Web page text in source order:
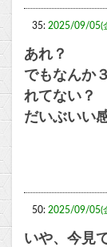
35: 2025/09/05(
あれ？
でもなんか
れてない？
だいぶいい
50: 2025/09/05(
いや、今見